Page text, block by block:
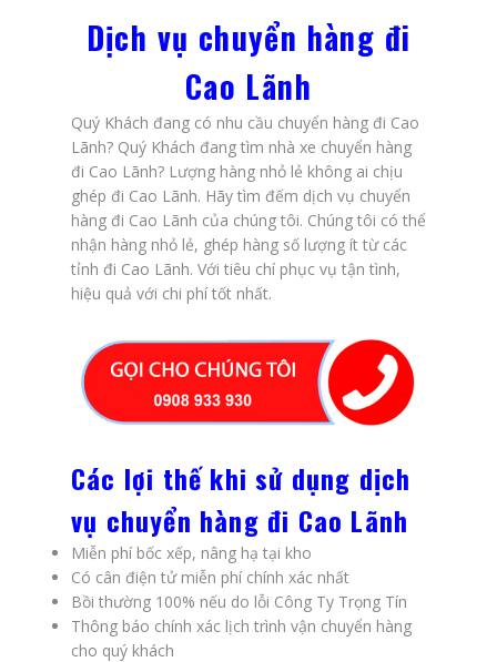
Dịch vụ chuyển hàng đi
Cao Lãnh
Quý Khách đang có nhu cầu chuyển hàng đi Cao
Lãnh? Quý Khách đang tìm nhà xe chuyển hàng
đi Cao Lãnh? Lượng hàng nhỏ lẻ không ai chịu
ghép đi Cao Lãnh. Hãy tìm đếm dịch vụ chuyển
hàng đi Cao Lãnh của chúng tôi. Chúng tôi có thể
nhận hàng nhỏ lẻ, ghép hàng số lượng ít từ các
tỉnh đi Cao Lãnh. Với tiêu chí phục vụ tận tình,
hiệu quả với chi phí tốt nhất.
Các lợi thế khi sử dụng dịch
vụ chuyển hàng đi Cao Lãnh
Miễn phí bốc xếp, nâng hạ tại kho
Có cân điện tử miễn phí chính xác nhất
Bồi thường 100% nếu do lỗi Công Ty Trọng Tín
Thông báo chính xác lịch trình vận chuyển hàng
cho quý khách